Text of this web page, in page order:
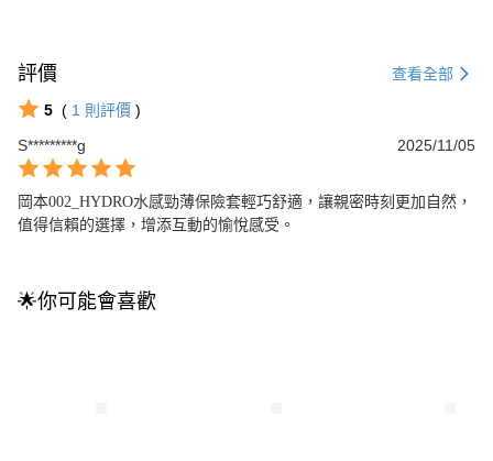
評價 查看全部
5 ( 1 則評價 )
S*********g
2025/11/05
岡本002_HYDRO水感勁薄保險套輕巧舒適，讓親密時刻更加自然，
值得信賴的選擇，增添互動的愉悅感受。
🌟你可能會喜歡